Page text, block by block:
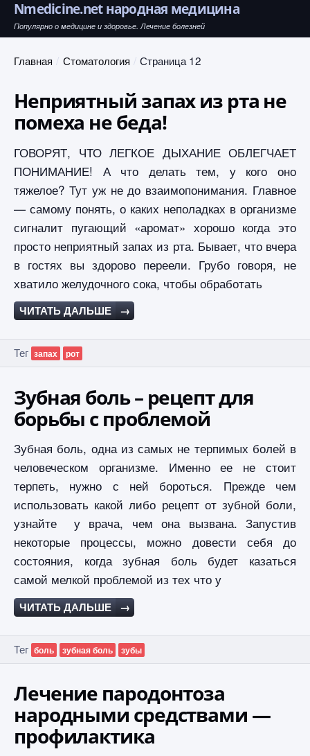
Nmedicine.net народная медицина
Популярно о медицине и здоровье. Лечение болезней
Главная Стоматология Страница 12
Неприятный запах из рта не
помеха не беда!
ГОВОРЯТ, ЧТО ЛЕГКОЕ ДЫХАНИЕ ОБЛЕГЧАЕТ
ПОНИМАНИЕ! А что делать тем, у кого оно
тяжелое? Тут уж не до взаимопонимания. Главное
— самому понять, о каких неполадках в организме
сигналит пугающий «аромат» хорошо когда это
просто неприятный запах из рта. Бывает, что вчера
в гостях вы здорово переели. Грубо говоря, не
хватило желудочного сока, чтобы обработать
ЧИТАТЬ ДАЛЬШЕ →
Тег запах рот
Зубная боль – рецепт для
борьбы с проблемой
Зубная боль, одна из самых не терпимых болей в
человеческом организме. Именно ее не стоит
терпеть, нужно с ней бороться. Прежде чем
использовать какой либо рецепт от зубной боли,
узнайте у врача, чем она вызвана. Запустив
некоторые процессы, можно довести себя до
состояния, когда зубная боль будет казаться
самой мелкой проблемой из тех что у
ЧИТАТЬ ДАЛЬШЕ →
Тег боль зубная боль зубы
Лечение пародонтоза
народными средствами —
профилактика